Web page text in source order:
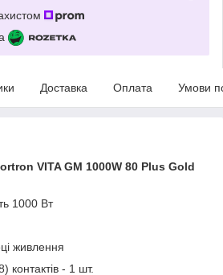
Доставка Оплата Умови
VITA GM 1000W 80 Plus Gold
1000 Вт
живлення
контактів - 1 шт.